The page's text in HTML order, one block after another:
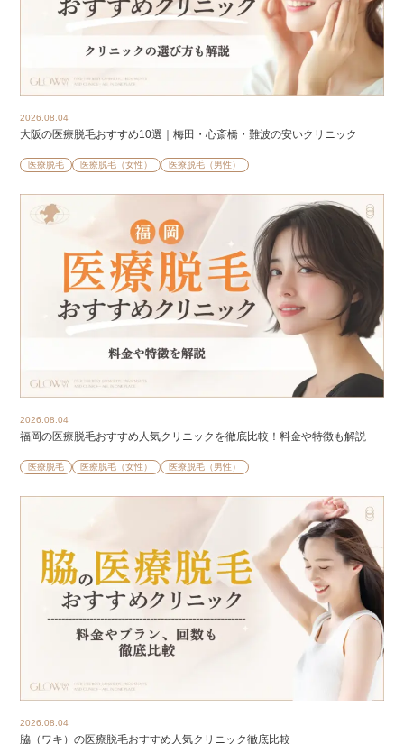
2026.08.04
大阪の医療脱毛おすすめ10選｜梅田・心斎橋・難波の安いクリニック
医療脱毛 医療脱毛（女性） 医療脱毛（男性）
2026.08.04
福岡の医療脱毛おすすめ人気クリニックを徹底比較！料金や特徴も解説
医療脱毛 医療脱毛（女性） 医療脱毛（男性）
2026.08.04
脇（ワキ）の医療脱毛おすすめ人気クリニック徹底比較